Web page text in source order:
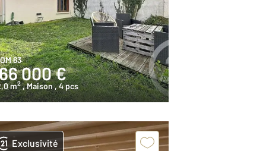
63
000 €
m2 , Maison, 4 pcs
Exclusivité